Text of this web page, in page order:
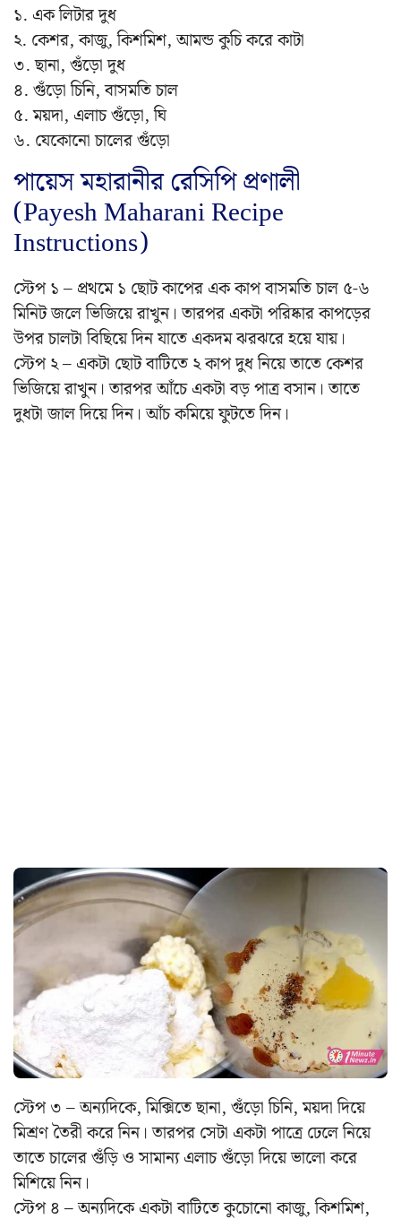
১. এক লিটার দুধ
২. কেশর, কাজু, কিশমিশ, আমন্ড কুচি করে কাটা
৩. ছানা, গুঁড়ো দুধ
৪. গুঁড়ো চিনি, বাসমতি চাল
৫. ময়দা, এলাচ গুঁড়ো, ঘি
৬. যেকোনো চালের গুঁড়ো
পায়েস মহারানীর রেসিপি প্রণালী
(Payesh Maharani Recipe
Instructions)
স্টেপ ১ – প্রথমে ১ ছোট কাপের এক কাপ বাসমতি চাল ৫-৬
মিনিট জলে ভিজিয়ে রাখুন। তারপর একটা পরিষ্কার কাপড়ের
উপর চালটা বিছিয়ে দিন যাতে একদম ঝরঝরে হয়ে যায়।
স্টেপ ২ – একটা ছোট বাটিতে ২ কাপ দুধ নিয়ে তাতে কেশর
ভিজিয়ে রাখুন। তারপর আঁচে একটা বড় পাত্র বসান। তাতে
দুধটা জাল দিয়ে দিন। আঁচ কমিয়ে ফুটতে দিন।
স্টেপ ৩ – অন্যদিকে, মিক্সিতে ছানা, গুঁড়ো চিনি, ময়দা দিয়ে
মিশ্রণ তৈরী করে নিন। তারপর সেটা একটা পাত্রে ঢেলে নিয়ে
তাতে চালের গুঁড়ি ও সামান্য এলাচ গুঁড়ো দিয়ে ভালো করে
মিশিয়ে নিন।
স্টেপ ৪ – অন্যদিকে একটা বাটিতে কুচোনো কাজু, কিশমিশ,